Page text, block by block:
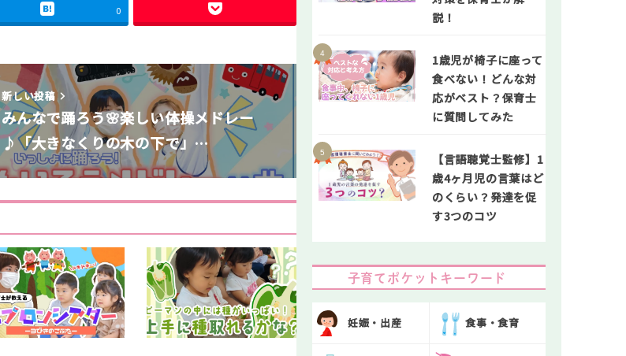
0
新しい投稿
みんなで踊ろう🌸楽しい体操メドレー
♪「大きなくりの木の下で」…
説！
1歳児が椅子に座って
食べない！どんな対
応がベスト？保育士
に質問してみた
【言語聴覚士監修】1
歳4ヶ月児の言葉はど
のくらい？発達を促
す3つのコツ
子育てポケットキーワード
妊娠・出産 食事・食育